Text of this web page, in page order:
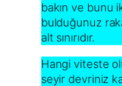
bakın ve bunu
bulduğunuz
alt sınırıdır.
Hangi viteste
seyir devriniz